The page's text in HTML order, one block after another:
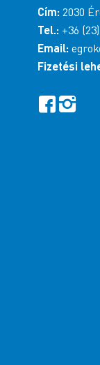
Cím: 2030
Tel.: +36
Email:
Fizetési